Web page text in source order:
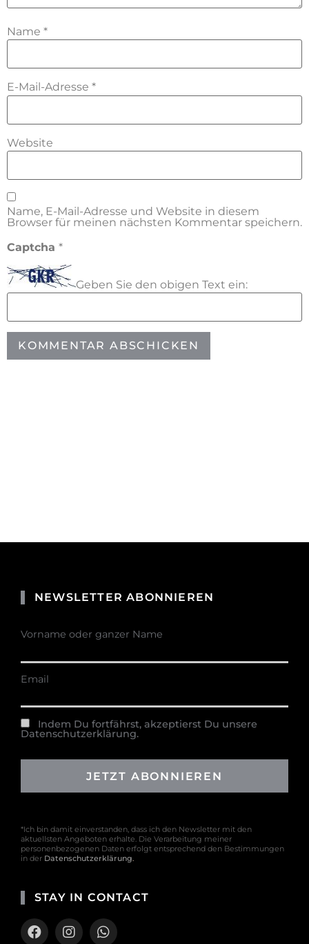
Name *
E-Mail-Adresse *
Website
Name, E-Mail-Adresse und Website in diesem
Browser für meinen nächsten Kommentar speichern.
Captcha *
Geben Sie den obigen Text ein:
STAY IN CONTACT
NEWSLETTER ABONNIEREN
Vorname oder ganzer Name
Email
Indem Du fortfährst, akzeptierst Du unsere
Datenschutzerklärung.
*Ich bin damit einverstanden, dass ich den Newsletter mit den
aktuellsten Angeboten erhalte. Die Verarbeitung meiner
personenbezogenen Daten erfolgt entsprechend den Bestimmungen
in der Datenschutzerklärung